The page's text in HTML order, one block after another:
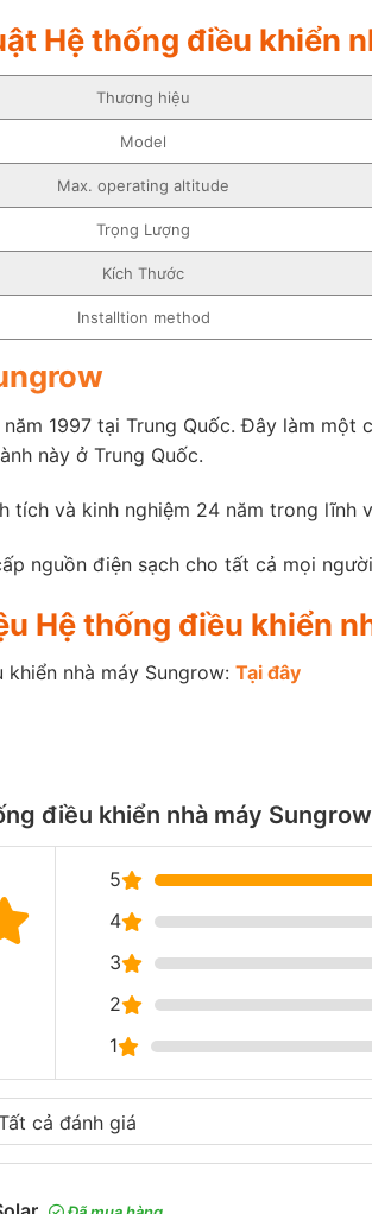
Hệ thống điều khiển
Thương hiệu
Model
Max. operating altitude
Trọng Lượng
Kích Thước
Installtion method
1997 tại Trung Quốc. Đây làm
này ở Trung Quốc.
tích và kinh nghiệm 24 năm trong lĩnh
nguồn điện sạch cho tất cả mọi
Hệ thống điều khiển
nhà máy Sungrow: Tại đây
điều khiển nhà máy Sungrow
5
4
3
2
1